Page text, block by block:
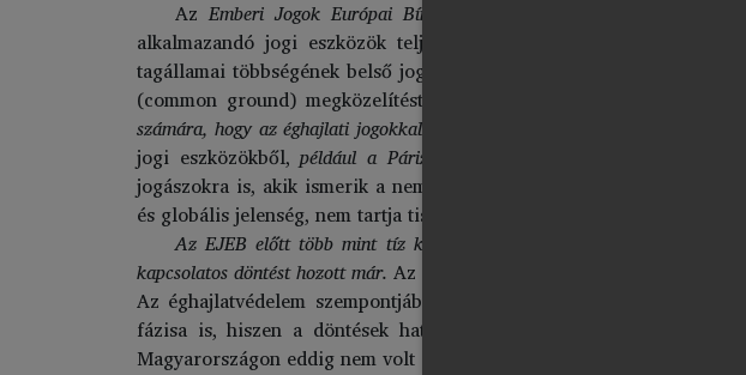
Az Emberi Jogok Európai Bírósága (EJEB) bevezette a „közös
alkalmazandó jogi eszközök teljes gyűjteményét. Elégséges
tagállamai többségének belső jogában alkalmazott normák és elvek
(common ground) megközelítést egyre gyakrabban alkalmazzák
számára, hogy az éghajlati jogokkal kapcsolatban a normákra
jogi eszközökből,például a Párizsi Megállapodásból és az IPCC
jogászokra is, akik ismerik a nemzeti jog, a nemzetközi
és globális jelenség, nem tartja tiszteletben a meglévő jogi határokat (
Az EJEB előtt több mint tíz klímavédelemmel kapcsolatos eljárás
kapcsolatos döntést hozott már. Az EJEB döntései fontos
Az éghajlatvédelem szempontjából kedvező ítéletek
fázisa is, hiszen a döntések hatása attól függ, hogy a bírósági
Magyarországon eddig nem volt és egyelőre nincs is folyamatban